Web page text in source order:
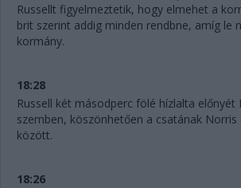
Russellt figyelmeztetik, hogy elmehet a
brit szerint addig minden rendbne, amíg le
kormány.
18:28
Russell két másodperc fölé hízlalta előnyét
szemben, köszönhetően a csatának
között.
18:26